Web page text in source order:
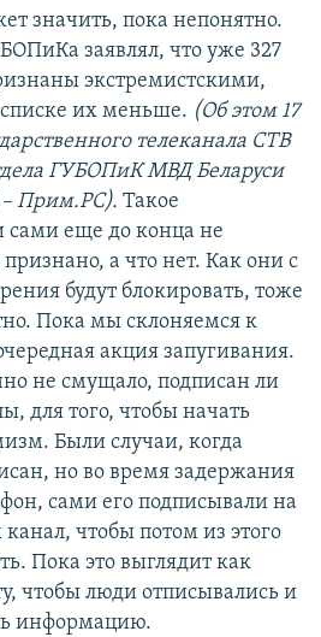
значить, пока непонятно.
заявлял, что уже 327
экстремистскими,
их меньше. (Об этом 17
телеканала СТВ
ГУБОПиК МВД Беларуси
– Прим.РС). Такое
сами еще до конца не
а что нет. Как они с
будут блокировать, тоже
Пока мы склоняемся к
акция запугивания.
не смущало, подписан ли
для того, чтобы начать
Были случаи, когда
но во время задержания
сами его подписывали на
чтобы потом из этого
Пока это выглядит как
чтобы люди отписывались и
информацию.